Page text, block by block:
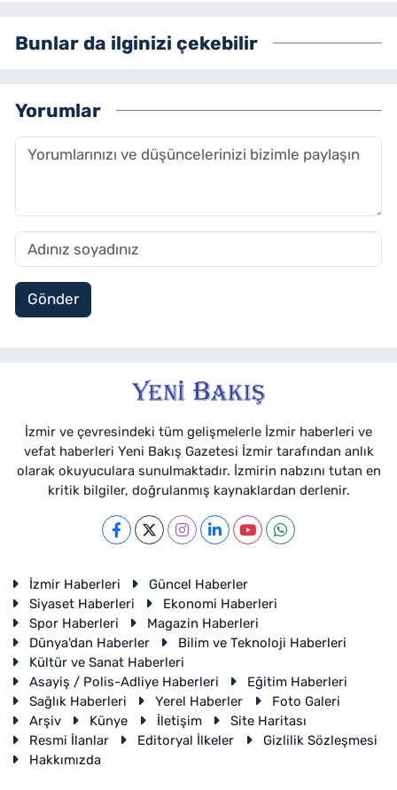
Bunlar da ilginizi çekebilir
Yorumlar
Gönder
İzmir ve çevresindeki tüm gelişmelerle İzmir haberleri ve
vefat haberleri Yeni Bakış Gazetesi İzmir tarafından anlık
olarak okuyuculara sunulmaktadır. İzmirin nabzını tutan en
kritik bilgiler, doğrulanmış kaynaklardan derlenir.
İzmir Haberleri
Güncel Haberler
Siyaset Haberleri
Ekonomi Haberleri
Spor Haberleri
Magazin Haberleri
Dünya'dan Haberler
Bilim ve Teknoloji Haberleri
Kültür ve Sanat Haberleri
Asayiş / Polis-Adliye Haberleri
Eğitim Haberleri
Sağlık Haberleri
Yerel Haberler
Foto Galeri
Arşiv
Künye İletişim
Site Haritası
Resmi İlanlar
Editoryal İlkeler
Gizlilik Sözleşmesi
Hakkımızda